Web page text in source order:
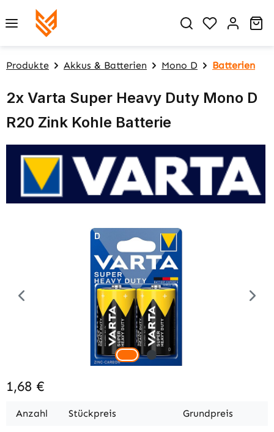
Zum Hauptinhalt springen
Du hast 0
Produkte Akkus & Batterien Mono D Batterien
2x Varta Super Heavy Duty Mono D
R20 Zink Kohle Batterie
Bildergalerie überspringen
1,68 €
Anzahl Stückpreis Grundpreis